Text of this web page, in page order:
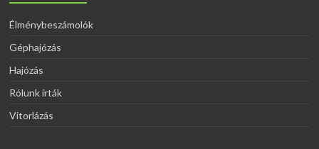
Élménybeszámolók
Géphajózás
Hajózás
Rólunk írták
Vitorlázás